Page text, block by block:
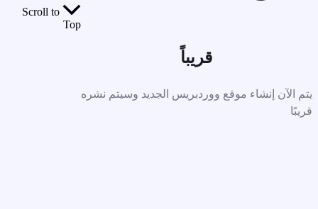
قريباً
يتم الآن إنشاء موقع ووردبريس الجديد وسيتم نشره
قريبًا
Scroll to
Top